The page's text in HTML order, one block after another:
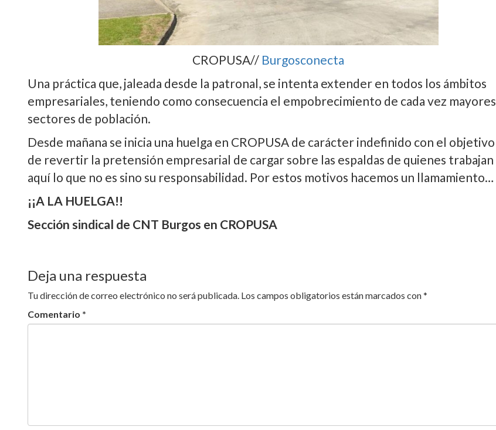
CROPUSA// Burgosconecta
Una práctica que, jaleada desde la patronal, se intenta extender en todos los ámbitos
empresariales, teniendo como consecuencia el empobrecimiento de cada vez mayores
sectores de población.
Desde mañana se inicia una huelga en CROPUSA de carácter indefinido con el objetivo
de revertir la pretensión empresarial de cargar sobre las espaldas de quienes trabajan
aquí lo que no es sino su responsabilidad. Por estos motivos hacemos un llamamiento…
¡¡A LA HUELGA!!
Sección sindical de CNT Burgos en CROPUSA
Deja una respuesta
Tu dirección de correo electrónico no será publicada. Los campos obligatorios están marcados con*
Comentario *